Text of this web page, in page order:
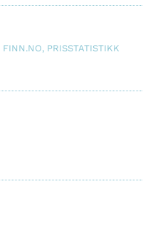
FINN.NO, PRISSTATISTIKK